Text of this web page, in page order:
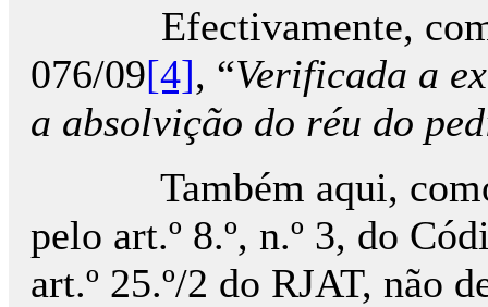
Efectivamente, como
076/09[4], “Verificada a
a absolvição do réu do
Também aqui, como
pelo art.º 8.º, n.º 3, do
art.º 25.º/2 do RJAT, não